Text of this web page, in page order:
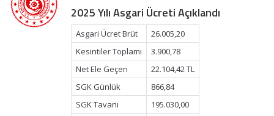
2025 Yılı Asgari Ücreti Açıklandı
Asgari Ücret Brüt
26.005,20
Kesintiler Toplamı
3.900,78
Net Ele Geçen
22.104,42 TL
SGK Günlük
866,84
SGK Tavanı
195.030,00